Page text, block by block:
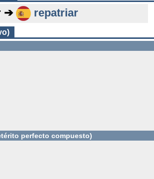
➔ repatriar
perfecto compuesto)